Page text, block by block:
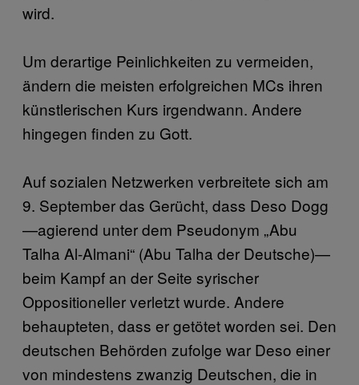
wird.
Um derartige Peinlichkeiten zu vermeiden,
ändern die meisten erfolgreichen MCs ihren
künstlerischen Kurs irgendwann. Andere
hingegen finden zu Gott.
Auf sozialen Netzwerken verbreitete sich am
9. September das Gerücht, dass Deso Dogg
—agierend unter dem Pseudonym „Abu
Talha Al-Almani“ (Abu Talha der Deutsche)—
beim Kampf an der Seite syrischer
Oppositioneller verletzt wurde. Andere
behaupteten, dass er getötet worden sei. Den
deutschen Behörden zufolge war Deso einer
von mindestens zwanzig Deutschen, die in